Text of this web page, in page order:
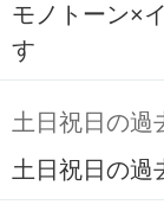
モノトーン×
す
土日祝日の過
土日祝日の過